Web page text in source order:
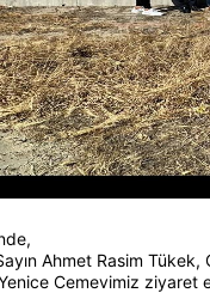
Ahmet Rasim
Cemevimiz ziyaret